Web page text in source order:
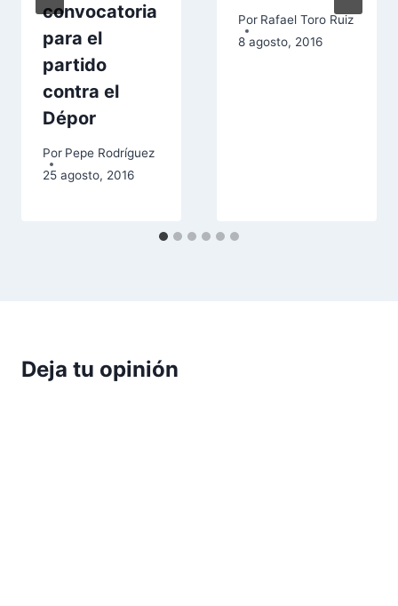
convocatoria
para el
partido
contra el
Dépor
Por Pepe Rodríguez
25 agosto, 2016
Por Rafael Toro Ruiz
8 agosto, 2016
Deja tu opinión